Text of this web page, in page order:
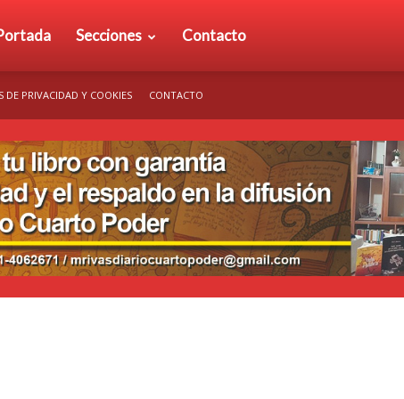
Secciones Contacto
DE PRIVACIDAD Y COOKIES CONTACTO